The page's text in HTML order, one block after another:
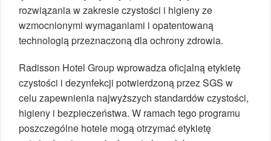
rozwiązania w zakresie czystości i higieny ze
wzmocnionymi wymaganiami i opatentowaną
technologią przeznaczoną dla ochrony zdrowia.
Radisson Hotel Group wprowadza oficjalną etykietę
czystości i dezynfekcji potwierdzoną przez SGS w
celu zapewnienia najwyższych standardów czystości,
higieny i bezpieczeństwa. W ramach tego programu
poszczególne hotele mogą otrzymać etykietę